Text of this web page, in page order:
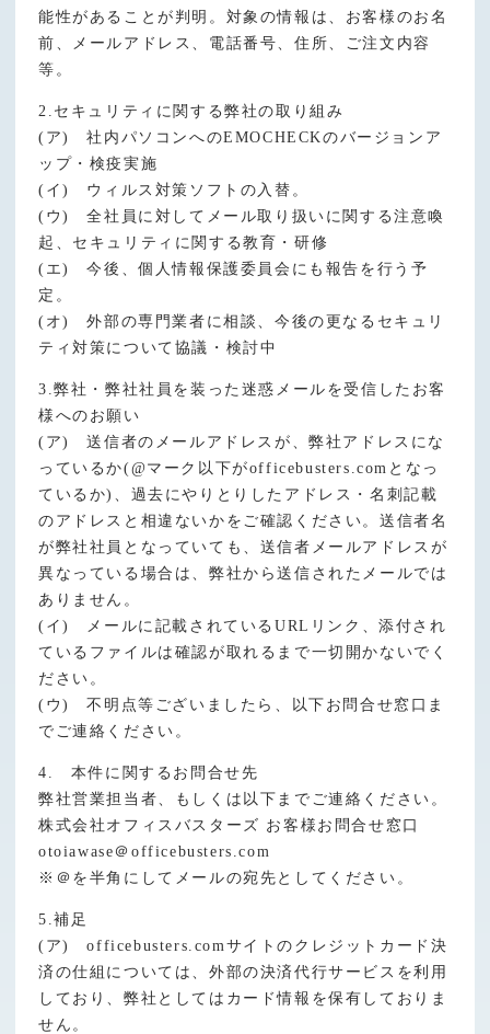
能性があることが判明。対象の情報は、お客様のお名
前、メールアドレス、電話番号、住所、ご注文内容
等。
2.セキュリティに関する弊社の取り組み
(ア) 社内パソコンへのEMOCHECKのバージョンア
ップ・検疫実施
(イ) ウィルス対策ソフトの入替。
(ウ) 全社員に対してメール取り扱いに関する注意喚
起、セキュリティに関する教育・研修
(エ) 今後、個人情報保護委員会にも報告を行う予
定。
(オ) 外部の専門業者に相談、今後の更なるセキュリ
ティ対策について協議・検討中
3.弊社・弊社社員を装った迷惑メールを受信したお客
様へのお願い
(ア) 送信者のメールアドレスが、弊社アドレスにな
っているか(@マーク以下がofficebusters.comとなっ
ているか)、過去にやりとりしたアドレス・名刺記載
のアドレスと相違ないかをご確認ください。送信者名
が弊社社員となっていても、送信者メールアドレスが
異なっている場合は、弊社から送信されたメールでは
ありません。
(イ) メールに記載されているURLリンク、添付され
ているファイルは確認が取れるまで一切開かないでく
ださい。
(ウ) 不明点等ございましたら、以下お問合せ窓口ま
でご連絡ください。
4. 本件に関するお問合せ先
弊社営業担当者、もしくは以下までご連絡ください。
株式会社オフィスバスターズ お客様お問合せ窓口
otoiawase＠officebusters.com
※＠を半角にしてメールの宛先としてください。
5.補足
(ア) officebusters.comサイトのクレジットカード決
済の仕組については、外部の決済代行サービスを利用
しており、弊社としてはカード情報を保有しておりま
せん。